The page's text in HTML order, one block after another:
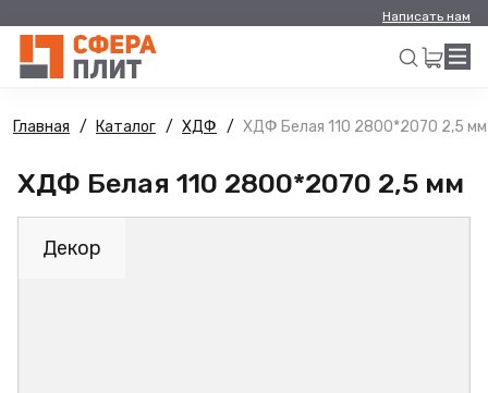
Написать нам
Искать
Главная Каталог ХДФ ХДФ Белая 110 2800*2070 2,5 мм
ХДФ Белая 110 2800*2070 2,5 мм
Декор